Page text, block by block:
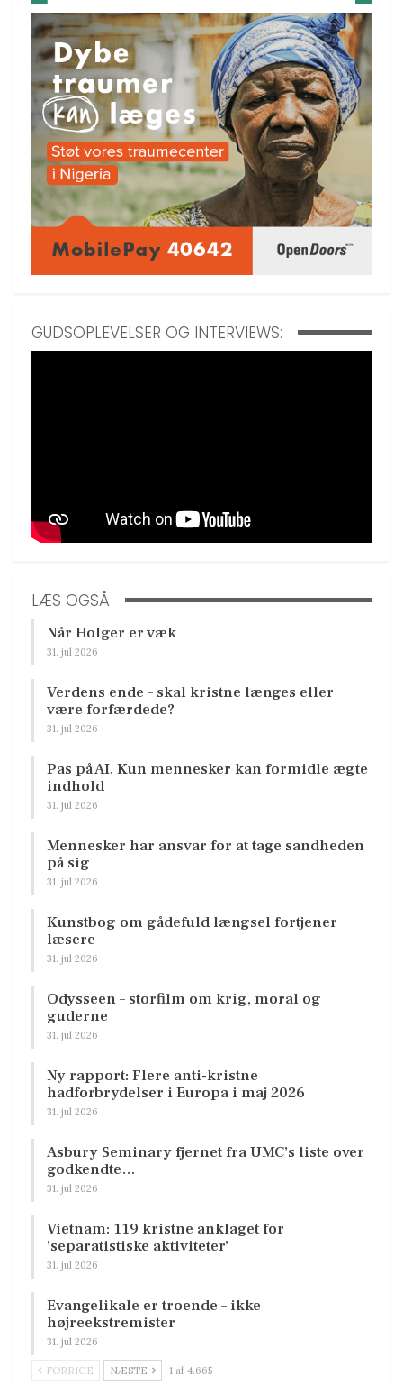
GUDSOPLEVELSER OG INTERVIEWS:
LÆS OGSÅ
Når Holger er væk
31. jul 2026
Verdens ende – skal kristne længes eller
være forfærdede?
31. jul 2026
Pas på AI. Kun mennesker kan formidle ægte
indhold
31. jul 2026
Mennesker har ansvar for at tage sandheden
på sig
31. jul 2026
Kunstbog om gådefuld længsel fortjener
læsere
31. jul 2026
Odysseen – storfilm om krig, moral og
guderne
31. jul 2026
Ny rapport: Flere anti-kristne
hadforbrydelser i Europa i maj 2026
31. jul 2026
Asbury Seminary fjernet fra UMC’s liste over
godkendte…
31. jul 2026
Vietnam: 119 kristne anklaget for
’separatistiske aktiviteter’
31. jul 2026
Evangelikale er troende – ikke
højreekstremister
31. jul 2026
FORRIGE NÆSTE 1 af 4.665